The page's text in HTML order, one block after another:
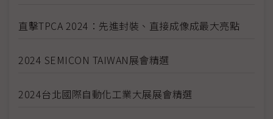
直擊TPCA 2024：先進封裝、直接成像成最大亮點
2024 SEMICON TAIWAN展會精選
2024台北國際自動化工業大展展會精選